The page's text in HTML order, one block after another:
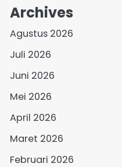
Archives
Agustus 2026
Juli 2026
Juni 2026
Mei 2026
April 2026
Maret 2026
Februari 2026